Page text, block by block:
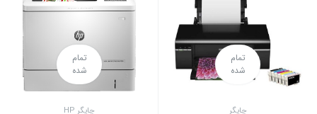
تمام
شده
چاپگر
تمام
شده
چاپگر HP